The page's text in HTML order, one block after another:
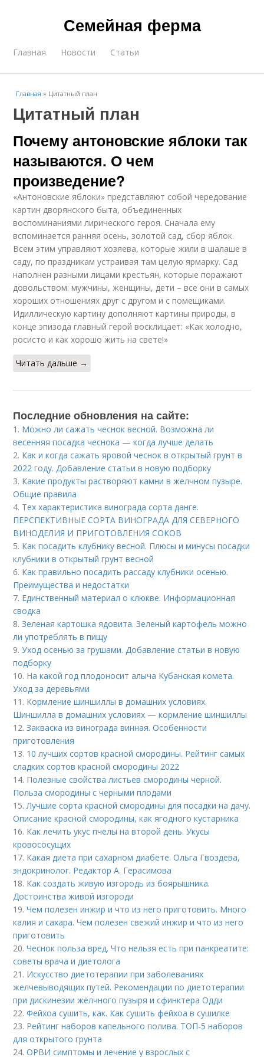
Семейная ферма
Главная Новости Статьи
Главная » Цитатный план
Цитатный план
Почему антоновские яблоки так
называются. О чем
произведение?
«Антоновские яблоки» представляют собой чередование
картин дворянского быта, объединенных
воспоминаниями лирического героя. Сначала ему
вспоминается ранняя осень, золотой сад, сбор яблок.
Всем этим управляют хозяева, которые жили в шалаше в
саду, по праздникам устраивая там целую ярмарку. Сад
наполнен разными лицами крестьян, которые поражают
довольством: мужчины, женщины, дети – все они в самых
хороших отношениях друг с другом и с помещиками.
Идиллическую картину дополняют картины природы, в
конце эпизода главный герой восклицает: «Как холодно,
росисто и как хорошо жить на свете!»
Читать дальше →
Последние обновления на сайте:
1. Можно ли сажать чеснок весной. Возможна ли
весенняя посадка чеснока — когда лучше делать
2. Как и когда сажать яровой чеснок в открытый грунт в
2022 году. Добавление статьи в новую подборку
3. Какие продукты растворяют камни в желчном пузыре.
Общие правила
4. Тех характеристика винограда сорта данге.
ПЕРСПЕКТИВНЫЕ СОРТА ВИНОГРАДА ДЛЯ CЕВЕРНОГО
ВИНОДЕЛИЯ И ПРИГОТОВЛЕНИЯ СОКОВ
5. Как посадить клубнику весной. Плюсы и минусы посадки
клубники в открытый грунт весной
6. Как правильно посадить рассаду клубники осенью.
Преимущества и недостатки
7. Единственный материал о клюкве. Информационная
сводка
8.Зеленая картошка ядовита. Зеленый картофель можно
ли употреблять в пищу
9.Уход осенью за грушами. Добавление статьи в новую
подборку
10. На какой год плодоносит алыча Кубанская комета.
Уход за деревьями
11. Кормление шиншиллы в домашних условиях.
Шиншилла в домашних условиях — кормление шиншиллы
12.Закваска из винограда винная. Особенности
приготовления
13. 10 лучших сортов красной смородины. Рейтинг самых
сладких сортов красной смородины 2022
14. Полезные свойства листьев смородины черной.
Польза смородины с черными плодами
15.Лучшие сорта красной смородины для посадки на дачу.
Описание красной смородины, как ягодного кустарника
16. Как лечить укус пчелы на второй день. Укусы
кровососущих
17. Какая диета при сахарном диабете. Ольга Гвоздева,
эндокринолог. Редактор А. Герасимова
18. Как создать живую изгородь из боярышника.
Достоинства живой изгороди
19.Чем полезен инжир и что из него приготовить. Много
калия и сахара. Чем полезен свежий инжир и что из него
приготовить
20.Чеснок польза вред. Что нельзя есть при панкреатите:
советы врача и диетолога
21. Искусство диетотерапии при заболеваниях
желчевыводящих путей. Рекомендации по диетотерапии
при дискинезии жёлчного пузыря и сфинктера Одди
22.Фейхоа сушить, как. Как сушить фейхоа в сушилке
23. Рейтинг наборов капельного полива. ТОП-5 наборов
для открытого грунта
24.ОРВИ симптомы и лечение у взрослых с